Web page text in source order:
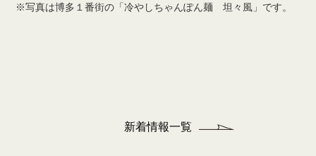
※写真は博多１番街の「冷やしちゃんぽん麺 坦々風」です。
新着情報一覧